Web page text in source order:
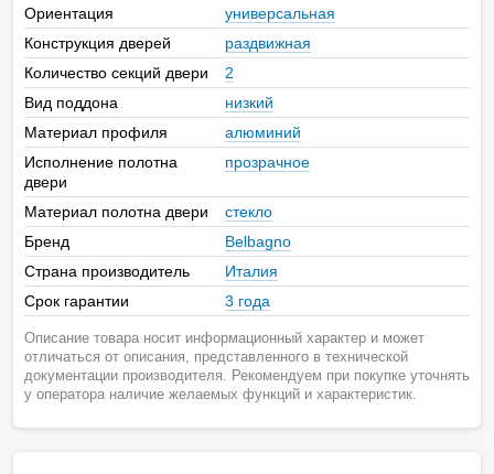
Ориентация
универсальная
Конструкция дверей
раздвижная
Количество секций двери
2
Вид поддона
низкий
Материал профиля
алюминий
Исполнение полотна
двери
прозрачное
Материал полотна двери
стекло
Бренд
Belbagno
Страна производитель
Италия
Срок гарантии
3 года
Описание товара носит информационный характер и может
отличаться от описания, представленного в технической
документации производителя. Рекомендуем при покупке уточнять
у оператора наличие желаемых функций и характеристик.